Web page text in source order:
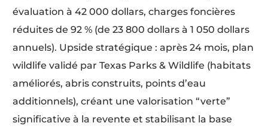
évaluation à 42 000 dollars, charges foncières
réduites de 92 % (de 23 800 dollars à 1 050 dollars
annuels). Upside stratégique : après 24 mois, plan
wildlife validé par Texas Parks & Wildlife (habitats
améliorés, abris construits, points d’eau
additionnels), créant une valorisation “verte”
significative à la revente et stabilisant la base